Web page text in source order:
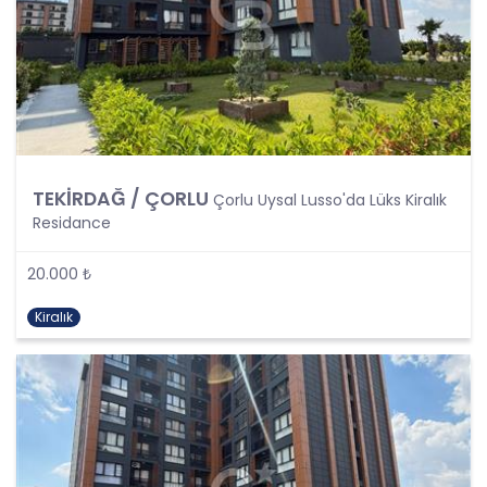
tarafından silinecek, yok edilecek veya anonim
hale getirilecektir.
6. Kişisel Veri İşleme Faaliyetlerinin Kanunun 5
inci Maddesinde Belirtilen Kişisel Veri İşleme
Şartlarından Bir veya Birkaçına Dayalı Olarak
Kanunun 4. Maddedeki Temel İlkelerin Tümüne
Kişisel veriler kural olarak, KVK Kanunu’nun 5.
maddesinde belirtilen şartlardan bir veya
Franchising Pazarlama ve Danışmanlık Hizmetleri
olduğu kişisel veri işleme faaliyetlerinin bu
şartlardan bir veya bir kaçına dayalı olarak
yürütülüp yürütülmediği tespit edilecek, bu
şartlardan bir veya bir kaçını sağlamayan kişisel
veri işleme faaliyetleri süreçlerde yer
almayacaktır. Kişisel veri işleme faaliyetlerinin
kişisel veri işleme şartlarından bir veya birkaçına
TEKİRDAĞ / ÇORLU Çorlu Uysal Lusso'da Lüks Kiralık
Residance
20.000 ₺
Kiralık